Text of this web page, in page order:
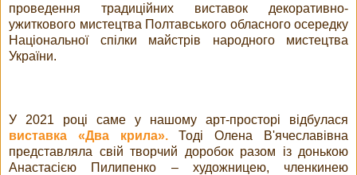
проведення традиційних виставок декоративно-
ужиткового мистецтва Полтавського обласного осередку
Національної спілки майстрів народного мистецтва
України.
У 2021 році саме у нашому арт-просторі відбулася
виставка «Два крила».Тоді Олена В'ячеславівна
представляла свій творчий доробок разом із донькою
Анастасією Пилипенко – художницею, членкинею